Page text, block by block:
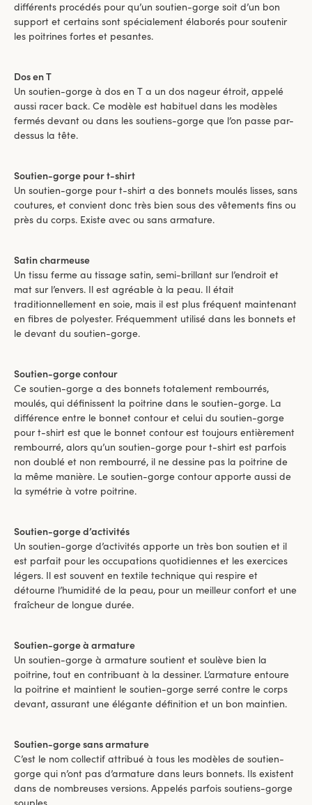
différents procédés pour qu’un soutien-gorge soit d’un bon
support et certains sont spécialement élaborés pour soutenir
les poitrines fortes et pesantes.
Dos en T
Un soutien-gorge à dos en T a un dos nageur étroit, appelé
aussi racer back. Ce modèle est habituel dans les modèles
fermés devant ou dans les soutiens-gorge que l’on passe par-
dessus la tête.
Soutien-gorge pour t-shirt
Un soutien-gorge pour t-shirt a des bonnets moulés lisses, sans
coutures, et convient donc très bien sous des vêtements fins ou
près du corps. Existe avec ou sans armature.
Satin charmeuse
Un tissu ferme au tissage satin, semi-brillant sur l’endroit et
mat sur l’envers. Il est agréable à la peau. Il était
traditionnellement en soie, mais il est plus fréquent maintenant
en fibres de polyester. Fréquemment utilisé dans les bonnets et
le devant du soutien-gorge.
Soutien-gorge contour
Ce soutien-gorge a des bonnets totalement rembourrés,
moulés, qui définissent la poitrine dans le soutien-gorge. La
différence entre le bonnet contour et celui du soutien-gorge
pour t-shirt est que le bonnet contour est toujours entièrement
rembourré, alors qu’un soutien-gorge pour t-shirt est parfois
non doublé et non rembourré, il ne dessine pas la poitrine de
la même manière. Le soutien-gorge contour apporte aussi de
la symétrie à votre poitrine.
Soutien-gorge d’activités
Un soutien-gorge d’activités apporte un très bon soutien et il
est parfait pour les occupations quotidiennes et les exercices
légers. Il est souvent en textile technique qui respire et
détourne l’humidité de la peau, pour un meilleur confort et une
fraîcheur de longue durée.
Soutien-gorge à armature
Un soutien-gorge à armature soutient et soulève bien la
poitrine, tout en contribuant à la dessiner. L’armature entoure
la poitrine et maintient le soutien-gorge serré contre le corps
devant, assurant une élégante définition et un bon maintien.
Soutien-gorge sans armature
C’est le nom collectif attribué à tous les modèles de soutien-
gorge qui n’ont pas d’armature dans leurs bonnets. Ils existent
dans de nombreuses versions. Appelés parfois soutiens-gorge